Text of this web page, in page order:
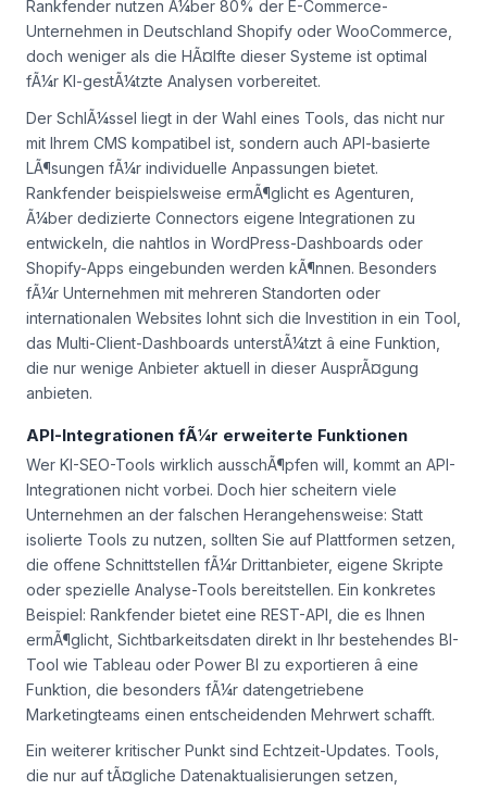
Rankfender nutzen Ã¼ber 80% der E-Commerce-
Unternehmen in Deutschland Shopify oder WooCommerce,
doch weniger als die HÃ¤lfte dieser Systeme ist optimal
fÃ¼r KI-gestÃ¼tzte Analysen vorbereitet.
Der SchlÃ¼ssel liegt in der Wahl eines Tools, das nicht nur
mit Ihrem CMS kompatibel ist, sondern auch API-basierte
LÃ¶sungen fÃ¼r individuelle Anpassungen bietet.
Rankfender beispielsweise ermÃ¶glicht es Agenturen,
Ã¼ber dedizierte Connectors eigene Integrationen zu
entwickeln, die nahtlos in WordPress-Dashboards oder
Shopify-Apps eingebunden werden kÃ¶nnen. Besonders
fÃ¼r Unternehmen mit mehreren Standorten oder
internationalen Websites lohnt sich die Investition in ein Tool,
das Multi-Client-Dashboards unterstÃ¼tzt â eine Funktion,
die nur wenige Anbieter aktuell in dieser AusprÃ¤gung
anbieten.
API-Integrationen fÃ¼r erweiterte Funktionen
Wer KI-SEO-Tools wirklich ausschÃ¶pfen will, kommt an API-
Integrationen nicht vorbei. Doch hier scheitern viele
Unternehmen an der falschen Herangehensweise: Statt
isolierte Tools zu nutzen, sollten Sie auf Plattformen setzen,
die offene Schnittstellen fÃ¼r Drittanbieter, eigene Skripte
oder spezielle Analyse-Tools bereitstellen. Ein konkretes
Beispiel: Rankfender bietet eine REST-API, die es Ihnen
ermÃ¶glicht, Sichtbarkeitsdaten direkt in Ihr bestehendes BI-
Tool wie Tableau oder Power BI zu exportieren â eine
Funktion, die besonders fÃ¼r datengetriebene
Marketingteams einen entscheidenden Mehrwert schafft.
Ein weiterer kritischer Punkt sind Echtzeit-Updates. Tools,
die nur auf tÃ¤gliche Datenaktualisierungen setzen,